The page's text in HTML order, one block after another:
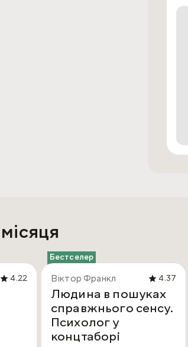
4.22
Бестселер
Віктор Франкл 4.37
Людина в пошуках
справжнього сенсу.
Психолог у
концтаборі